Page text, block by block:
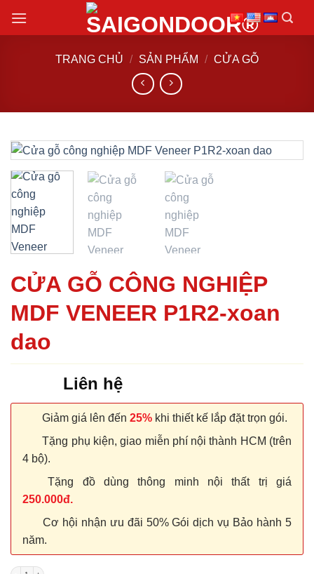
đến
TRANG CHỦ / SẢN PHẨM / CỬA GỖ
CỬA GỖ CÔNG NGHIỆP
MDF VENEER P1R2-xoan
dao
Liên hệ
Giảm giá lên đến 25% khi thiết kế lắp đặt trọn gói.
Tặng phụ kiện, giao miễn phí nội thành HCM (trên
4 bộ).
Tặng đồ dùng thông minh nội thất trị giá
250.000đ.
Cơ hội nhận ưu đãi 50% Gói dịch vụ Bảo hành 5
năm.
CỬA GỖ CÔNG NGHIỆP MDF VENEER P1R2-xoan dao số lượng